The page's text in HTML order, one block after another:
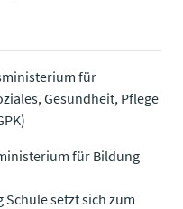
für
Gesundheit, Pflege
für Bildung
setzt sich zum